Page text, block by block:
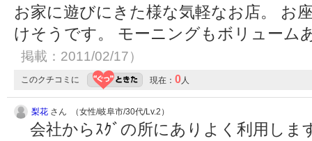
お家に遊びにきた様な気軽なお店。 お
けそうです。 モーニングもボリューム
掲載：2011/02/17）
このクチコミに 現在： 0人
梨花 さん （女性/岐阜市/30代/Lv.2）
会社からｽｸﾞの所にありよく利用しま